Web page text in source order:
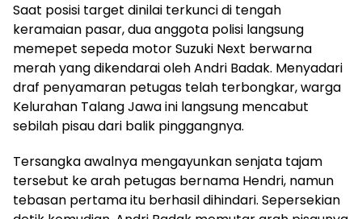
Saat posisi target dinilai terkunci di tengah
keramaian pasar, dua anggota polisi langsung
memepet sepeda motor Suzuki Next berwarna
merah yang dikendarai oleh Andri Badak. Menyadari
draf penyamaran petugas telah terbongkar, warga
Kelurahan Talang Jawa ini langsung mencabut
sebilah pisau dari balik pinggangnya.
Tersangka awalnya mengayunkan senjata tajam
tersebut ke arah petugas bernama Hendri, namun
tebasan pertama itu berhasil dihindari. Sepersekian